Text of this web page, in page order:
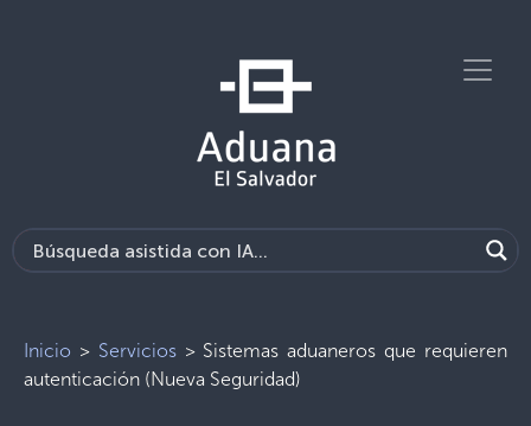
Inicio > Servicios> Sistemas aduaneros que requieren
autenticación (Nueva Seguridad)